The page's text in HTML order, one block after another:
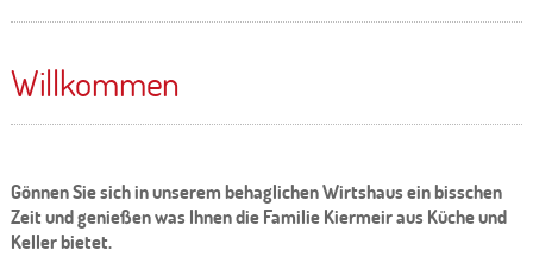
Willkommen
Gönnen Sie sich in unserem behaglichen Wirtshaus ein bisschen
Zeit und genießen was Ihnen die Familie Kiermeir aus Küche und
Keller bietet.